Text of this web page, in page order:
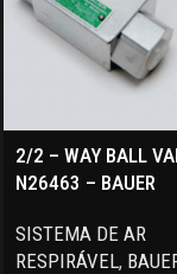
2/2 – WAY BALL
N26463 – BAUER
SISTEMA DE AR
RESPIRÁVEL,